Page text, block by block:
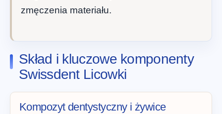
zmęczenia materiału.
Skład i kluczowe komponenty
Swissdent Licowki
Kompozyt dentystyczny i żywice